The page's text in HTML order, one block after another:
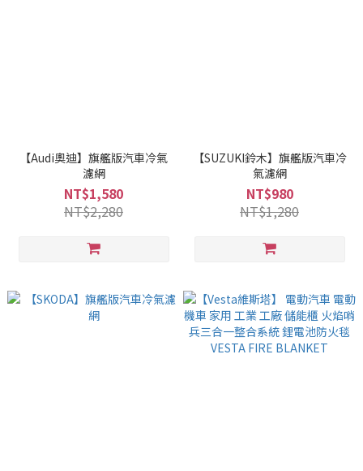
【Audi奧迪】旗艦版汽車冷氣
濾網
NT$1,580
NT$2,280
【SUZUKI鈴木】旗艦版汽車冷
氣濾網
NT$980
NT$1,280